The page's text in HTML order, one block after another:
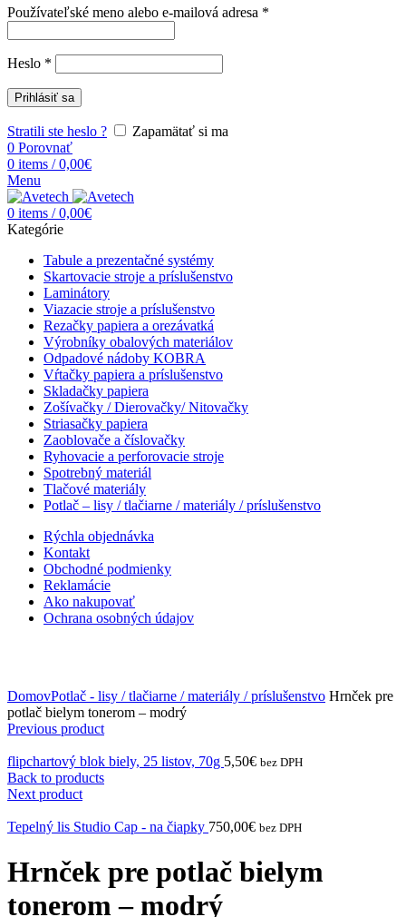
Používateľské meno alebo e-mailová adresa *
Heslo *
Prihlásiť sa
Stratili ste heslo ?
Zapamätať si ma
0 Porovnať
0 items / 0,00€
Menu
0 items / 0,00€
Kategórie
Tabule a prezentačné systémy
Skartovacie stroje a príslušenstvo
Laminátory
Viazacie stroje a príslušenstvo
Rezačky papiera a orezávatká
Výrobníky obalových materiálov
Odpadové nádoby KOBRA
Vŕtačky papiera a príslušenstvo
Skladačky papiera
Zošívačky / Dierovačky/ Nitovačky
Striasačky papiera
Zaoblovače a číslovačky
Ryhovacie a perforovacie stroje
Spotrebný materiál
Tlačové materiály
Potlač – lisy / tlačiarne / materiály / príslušenstvo
Rýchla objednávka
Kontakt
Obchodné podmienky
Reklamácie
Ako nakupovať
Ochrana osobných údajov
DomovPotlač - lisy / tlačiarne / materiály / príslušenstvo Hrnček pre
potlač bielym tonerom – modrý
Previous product
flipchartový blok biely, 25 listov, 70g 5,50€ bez DPH
Back to products
Next product
Tepelný lis Studio Cap - na čiapky 750,00€ bez DPH
Hrnček pre potlač bielym
tonerom – modrý